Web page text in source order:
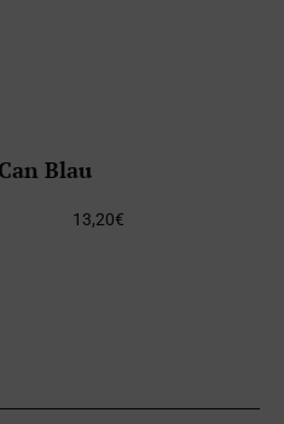
Blau
13,20€